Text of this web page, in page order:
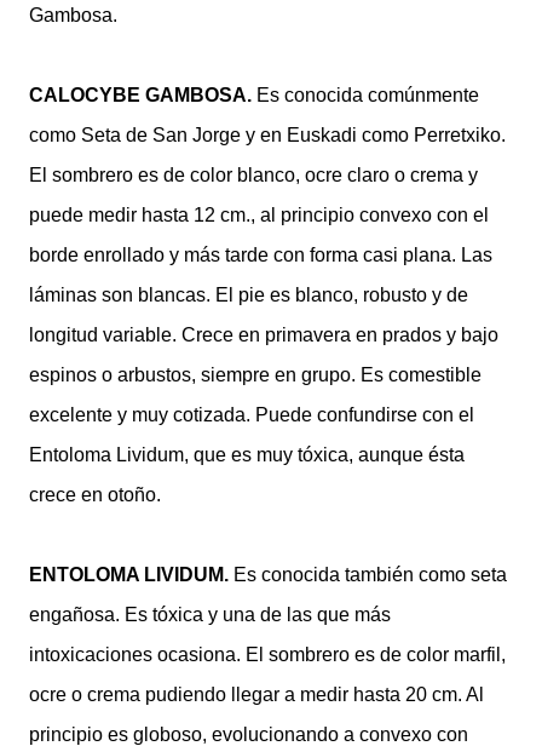
Gambosa.
CALOCYBE GAMBOSA. Es conocida comúnmente
como Seta de San Jorge y en Euskadi como Perretxiko.
El sombrero es de color blanco, ocre claro o crema y
puede medir hasta 12 cm., al principio convexo con el
borde enrollado y más tarde con forma casi plana. Las
láminas son blancas. El pie es blanco, robusto y de
longitud variable. Crece en primavera en prados y bajo
espinos o arbustos, siempre en grupo. Es comestible
excelente y muy cotizada. Puede confundirse con el
Entoloma Lividum, que es muy tóxica, aunque ésta
crece en otoño.
ENTOLOMA LIVIDUM. Es conocida también como seta
engañosa. Es tóxica y una de las que más
intoxicaciones ocasiona. El sombrero es de color marfil,
ocre o crema pudiendo llegar a medir hasta 20 cm. Al
principio es globoso, evolucionando a convexo con